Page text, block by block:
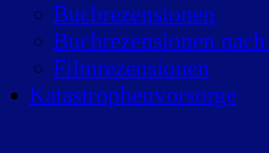
Buchrezensionen
Buchrezensionen
Filmrezensionen
Katastrophenvorsorge